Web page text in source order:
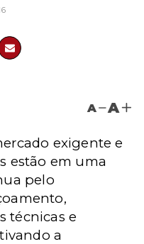
A A
exigente e
estão em uma
pelo
técnicas e
a